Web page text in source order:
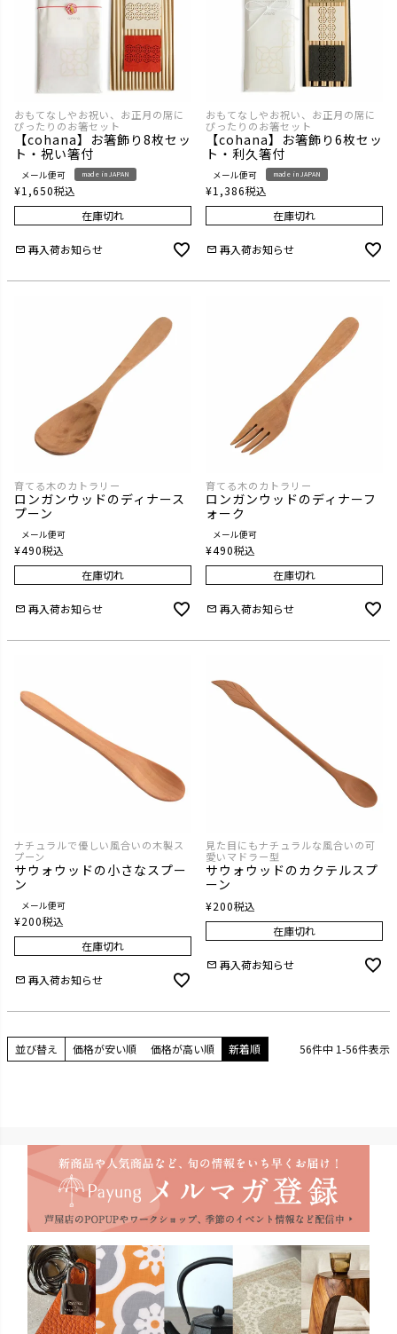
おもてなしやお祝い、お正月の席に
ぴったりのお箸セット
【cohana】お箸飾り8枚セッ
ト・祝い箸付
メール便可 made in JAPAN
¥1,650税込
在庫切れ
再入荷お知らせ
おもてなしやお祝い、お正月の席に
ぴったりのお箸セット
【cohana】お箸飾り6枚セッ
ト・利久箸付
メール便可 made in JAPAN
¥1,386税込
在庫切れ
再入荷お知らせ
育てる木のカトラリー
ロンガンウッドのディナース
プーン
メール便可
¥490税込
在庫切れ
再入荷お知らせ
育てる木のカトラリー
ロンガンウッドのディナーフ
ォーク
メール便可
¥490税込
在庫切れ
再入荷お知らせ
ナチュラルで優しい風合いの木製ス
プーン
サウォウッドの小さなスプー
ン
メール便可
¥200税込
在庫切れ
再入荷お知らせ
見た目にもナチュラルな風合いの可
愛いマドラー型
サウォウッドのカクテルスプ
ーン
¥200税込
在庫切れ
再入荷お知らせ
並び替え 価格が安い順 価格が高い順 新着順 56件中 1-56件表示